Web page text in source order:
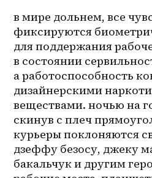
в мире дольнем, все
фиксируются
для поддержания
в состоянии
а работоспособность
дизайнерскими
веществами. ночью на
скинув с плеч
курьеры поклоняются
дзеффу безосу, джеку
бакальчук и другим